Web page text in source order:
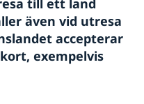
till ett land
även vid utresa
accepterar
exempelvis